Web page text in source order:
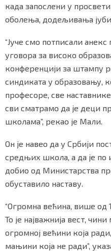
када запослени у
оболења, додељивања
“Јуче смо потписали
уговора за високо
конференцији за штампу
синдиката у образовању,
професоре, све
сви сматрамо да је деци
школама”, рекао је Мали.
Он је навео да у Србији
средњих школа, а да је по
добио од Министарства
обуставило наставу.
“Огромна већина, више од
То је најважнија вест,
огромној већини која
мањини која не ради”,